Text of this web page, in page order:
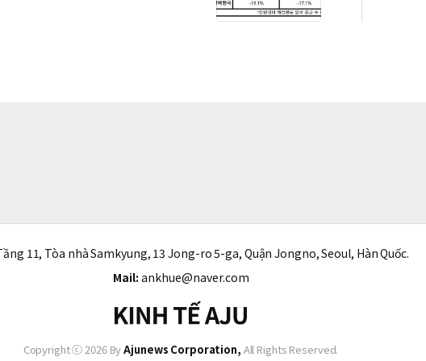
11, Tòa nhà Samkyung, 13 Jong-ro 5-ga, Quận Jongno, Seoul, Hàn Quốc.
Mail: ankhue@naver.com
Copyright ⓒ 2026 ByAjunews Corporation, All Rights Reserved.